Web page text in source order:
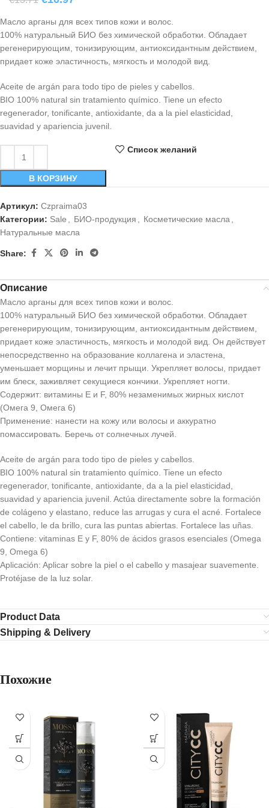
Масло арганы для всех типов кожи и волос.
100% натуральный БИО без химической обработки. Обладает
регенерирующим, тонизирующим, антиоксидантным действием,
придает коже эластичность, мягкость и молодой вид.
Aceite de argán para todo tipo de pieles y cabellos.
BIO 100% natural sin tratamiento químico. Tiene un efecto
regenerador, tonificante, antioxidante, da a la piel elasticidad,
suavidad y apariencia juvenil.
В КОРЗИНУ
Список желаний
Артикул: Czpraima03
Категории: Sale , БИО-продукция , Косметические масла,
Натуральные масла
Share:
Описание
Масло арганы для всех типов кожи и волос.
100% натуральный БИО без химической обработки. Обладает
регенерирующим, тонизирующим, антиоксидантным действием,
придает коже эластичность, мягкость и молодой вид. Он действует
непосредственно на образование коллагена и эластена,
уменьшает морщины и лечит прыщи. Укрепляет волосы, придает
им блеск, заживляет секущиеся кончики. Укрепляет ногти.
Содержит: витамины E и F, 80% незаменимых жирных кислот
(Омега 9, Омега 6)
Применение: нанести на кожу или волосы и аккуратно
помассировать. Беречь от солнечных лучей.
Aceite de argán para todo tipo de pieles y cabellos.
BIO 100% natural sin tratamiento químico. Tiene un efecto
regenerador, tonificante, antioxidante, da a la piel elasticidad,
suavidad y apariencia juvenil. Actúa directamente sobre la formación
de colágeno y elastano, reduce las arrugas y cura el acné. Fortalece
el cabello, le da brillo, cura las puntas abiertas. Fortalece las uñas.
Contiene: vitaminas E y F, 80% de ácidos grasos esenciales (Omega
9, Omega 6)
Aplicación: Aplicar sobre la piel o el cabello y masajear suavemente.
Protéjase de la luz solar.
Product Data
Shipping & Delivery
Похожие